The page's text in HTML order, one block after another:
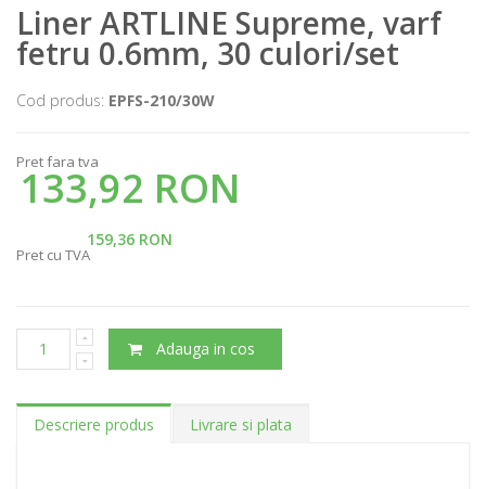
Liner ARTLINE Supreme, varf
fetru 0.6mm, 30 culori/set
Cod produs: EPFS-210/30W
Pret fara tva
133,92 RON
159,36 RON
Pret cu TVA
Adauga in cos
Descriere produs Livrare si plata